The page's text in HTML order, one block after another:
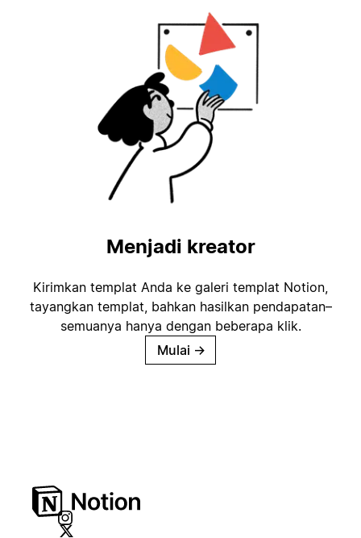
Menjadi kreator
Kirimkan templat Anda ke galeri templat Notion,
tayangkan templat, bahkan hasilkan pendapatan–
semuanya hanya dengan beberapa klik.
Mulai →